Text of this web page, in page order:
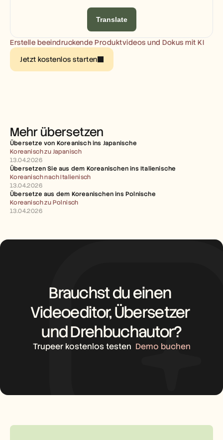
Erstelle beeindruckende Produktvideos und Dokus mit KI
Jetzt kostenlos starten
Translate
Mehr übersetzen
Übersetze von Koreanisch ins Japanische
Koreanisch zu Japanisch
13.04.2026
Übersetzen Sie aus dem Koreanischen ins Italienische
Koreanisch nach Italienisch
13.04.2026
Übersetze aus dem Koreanischen ins Polnische
Koreanisch zu Polnisch
13.04.2026
Brauchst du einen
Videoeditor, Übersetzer
und Drehbuchautor?
Trupeer kostenlos testen Demo buchen
Karriere
Demo buchen